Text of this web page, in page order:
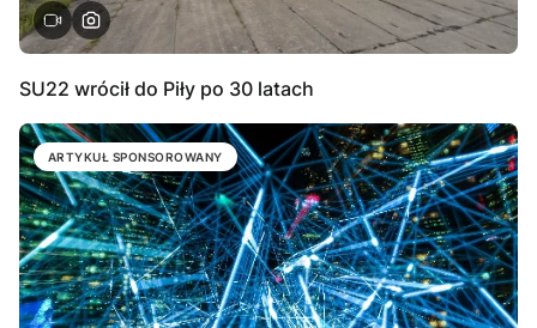
SU22 wrócił do Piły po 30 latach
ARTYKUŁ SPONSOROWANY